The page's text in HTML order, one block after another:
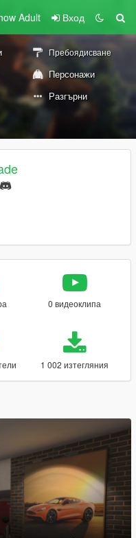
Adult Вход
Пребоядисване
Персонажи
Разгърни
0 видеоклипа
1 002 изтегляния